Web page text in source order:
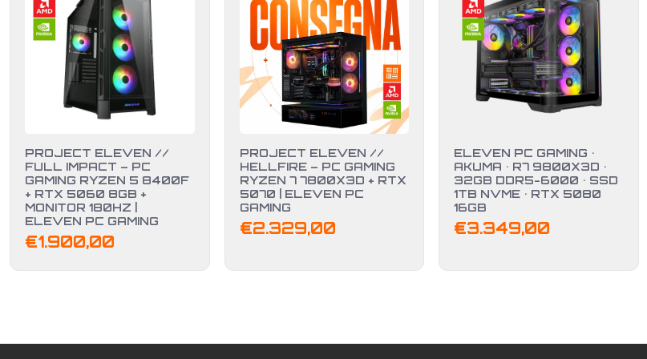
PROJECT ELEVEN //
FULL IMPACT – PC
GAMING RYZEN 5 8400F
+ RTX 5060 8GB +
MONITOR 180HZ |
ELEVEN PC GAMING
€1.900,00
PROJECT ELEVEN //
HELLFIRE – PC GAMING
RYZEN 7 7800X3D + RTX
5070 | ELEVEN PC
GAMING
€2.329,00
ELEVEN PC GAMING •
AKUMA • R7 9800X3D •
32GB DDR5-6000 • SSD
1TB NVME • RTX 5080
16GB
€3.349,00